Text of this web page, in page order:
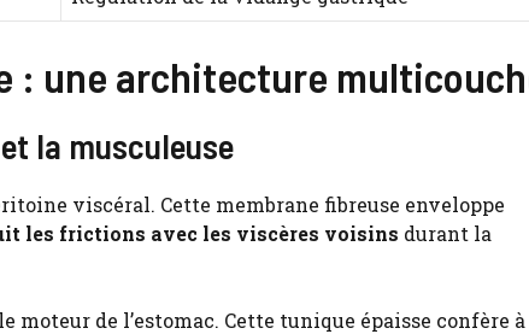
: une architecture
la musculeuse
viscéral. Cette membrane fibreuse enveloppe
les frictions avec les viscères voisins durant la
moteur de l’estomac. Cette tunique épaisse confère à